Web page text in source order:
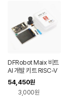
DFRobot Maix 비트
AI 개발 키트 RISC-V
K210 IoT (KIT0155)
54,450원
3,000원